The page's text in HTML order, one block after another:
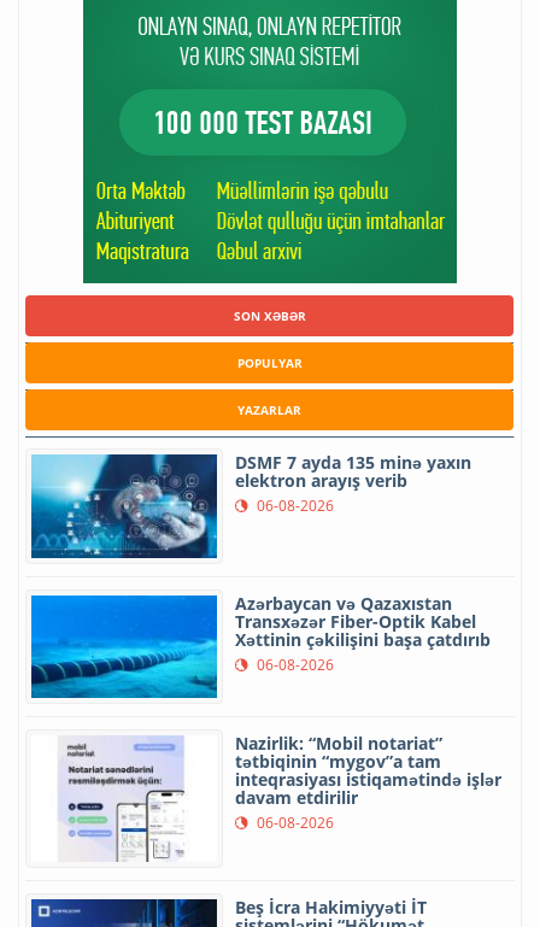
SON XƏBƏR
POPULYAR
YAZARLAR
DSMF 7 ayda 135 minə yaxın
elektron arayış verib
06-08-2026
Azərbaycan və Qazaxıstan
Transxəzər Fiber-Optik Kabel
Xəttinin çəkilişini başa çatdırıb
06-08-2026
Nazirlik: “Mobil notariat”
tətbiqinin “mygov”a tam
inteqrasiyası istiqamətində işlər
davam etdirilir
06-08-2026
Beş İcra Hakimiyyəti İT